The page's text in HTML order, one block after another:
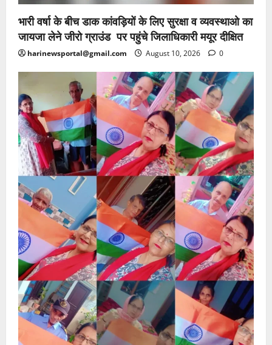
भारी वर्षा के बीच डाक कांवड़ियों के लिए सुरक्षा व व्यवस्थाओ का
जायजा लेने जीरो ग्राउंड पर पहुंचे जिलाधिकारी मयूर दीक्षित
harinewsportal@gmail.com August 10, 2026 0